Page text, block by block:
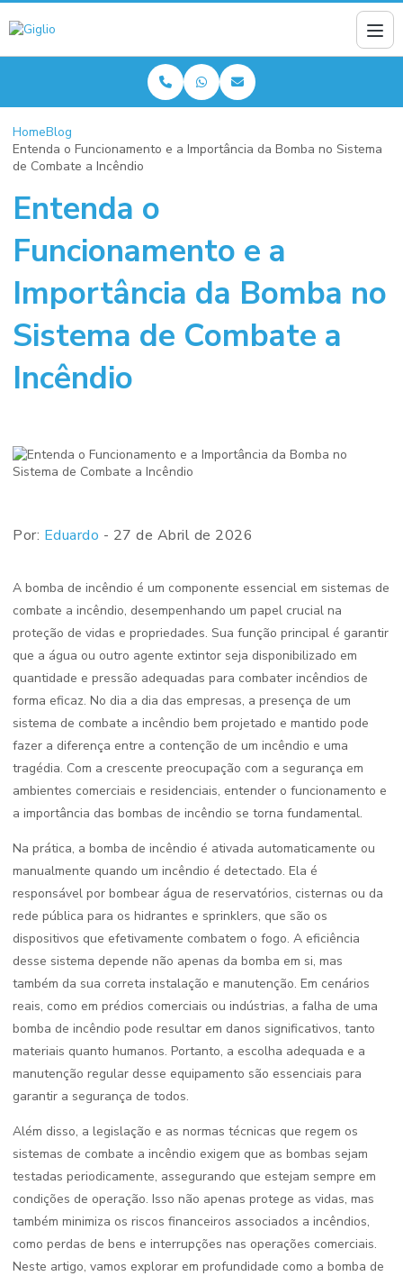
HomeBlog
Entenda o Funcionamento e a Importância da Bomba no Sistema
de Combate a Incêndio
Entenda o
Funcionamento e a
Importância da Bomba no
Sistema de Combate a
Incêndio
Por: Eduardo - 27 de Abril de 2026
A bomba de incêndio é um componente essencial em sistemas de
combate a incêndio, desempenhando um papel crucial na
proteção de vidas e propriedades. Sua função principal é garantir
que a água ou outro agente extintor seja disponibilizado em
quantidade e pressão adequadas para combater incêndios de
forma eficaz. No dia a dia das empresas, a presença de um
sistema de combate a incêndio bem projetado e mantido pode
fazer a diferença entre a contenção de um incêndio e uma
tragédia. Com a crescente preocupação com a segurança em
ambientes comerciais e residenciais, entender o funcionamento e
a importância das bombas de incêndio se torna fundamental.
Na prática, a bomba de incêndio é ativada automaticamente ou
manualmente quando um incêndio é detectado. Ela é
responsável por bombear água de reservatórios, cisternas ou da
rede pública para os hidrantes e sprinklers, que são os
dispositivos que efetivamente combatem o fogo. A eficiência
desse sistema depende não apenas da bomba em si, mas
também da sua correta instalação e manutenção. Em cenários
reais, como em prédios comerciais ou indústrias, a falha de uma
bomba de incêndio pode resultar em danos significativos, tanto
materiais quanto humanos. Portanto, a escolha adequada e a
manutenção regular desse equipamento são essenciais para
garantir a segurança de todos.
Além disso, a legislação e as normas técnicas que regem os
sistemas de combate a incêndio exigem que as bombas sejam
testadas periodicamente, assegurando que estejam sempre em
condições de operação. Isso não apenas protege as vidas, mas
também minimiza os riscos financeiros associados a incêndios,
como perdas de bens e interrupções nas operações comerciais.
Neste artigo, vamos explorar em profundidade como a bomba de